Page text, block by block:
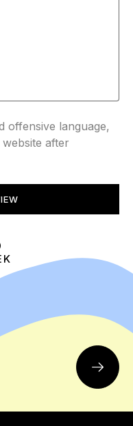
offensive language,
after